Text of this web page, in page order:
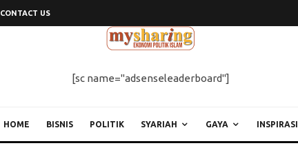
CONTACT US
[sc name="adsenseleaderboard"]
HOME BISNIS POLITIK SYARIAH GAYA INSPIRASI